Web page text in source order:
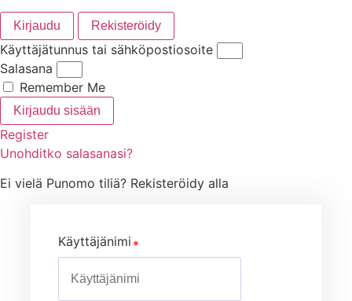
Kirjaudu Rekisteröidy
Käyttäjätunnus tai sähköpostiosoite
Salasana
Remember Me
Kirjaudu sisään
Register
Unohditko salasanasi?
Ei vielä Punomo tiliä? Rekisteröidy alla
Käyttäjänimi